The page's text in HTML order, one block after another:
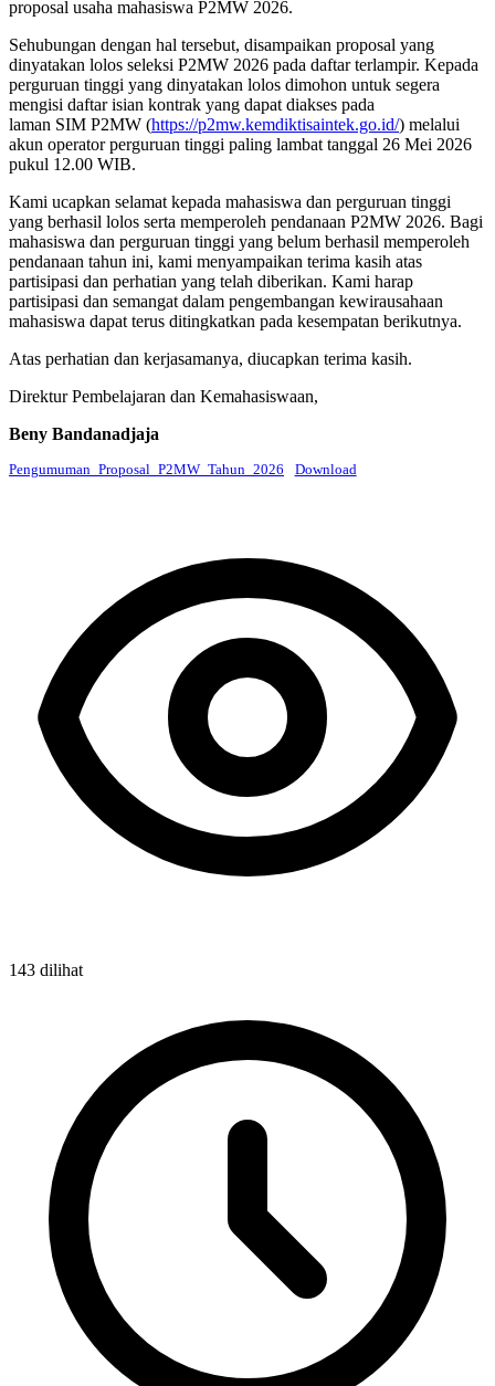
proposal usaha mahasiswa P2MW 2026.
Sehubungan dengan hal tersebut, disampaikan proposal yang
dinyatakan lolos seleksi P2MW 2026 pada daftar terlampir. Kepada
perguruan tinggi yang dinyatakan lolos dimohon untuk segera
mengisi daftar isian kontrak yang dapat diakses pada
laman SIM P2MW (https://p2mw.kemdiktisaintek.go.id/) melalui
akun operator perguruan tinggi paling lambat tanggal 26 Mei 2026
pukul 12.00 WIB.
Kami ucapkan selamat kepada mahasiswa dan perguruan tinggi
yang berhasil lolos serta memperoleh pendanaan P2MW 2026. Bagi
mahasiswa dan perguruan tinggi yang belum berhasil memperoleh
pendanaan tahun ini, kami menyampaikan terima kasih atas
partisipasi dan perhatian yang telah diberikan. Kami harap
partisipasi dan semangat dalam pengembangan kewirausahaan
mahasiswa dapat terus ditingkatkan pada kesempatan berikutnya.
Atas perhatian dan kerjasamanya, diucapkan terima kasih.
Direktur Pembelajaran dan Kemahasiswaan,
Beny Bandanadjaja
Pengumuman_Proposal_P2MW_Tahun_2026 Download
143 dilihat